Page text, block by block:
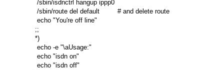
/sbin/isdnctrl hangup ippp0
/sbin/route del default         # and delete route
echo "You're off line"
;;
*)
echo -e "\aUsage:"
echo "isdn on"
echo "isdn off"